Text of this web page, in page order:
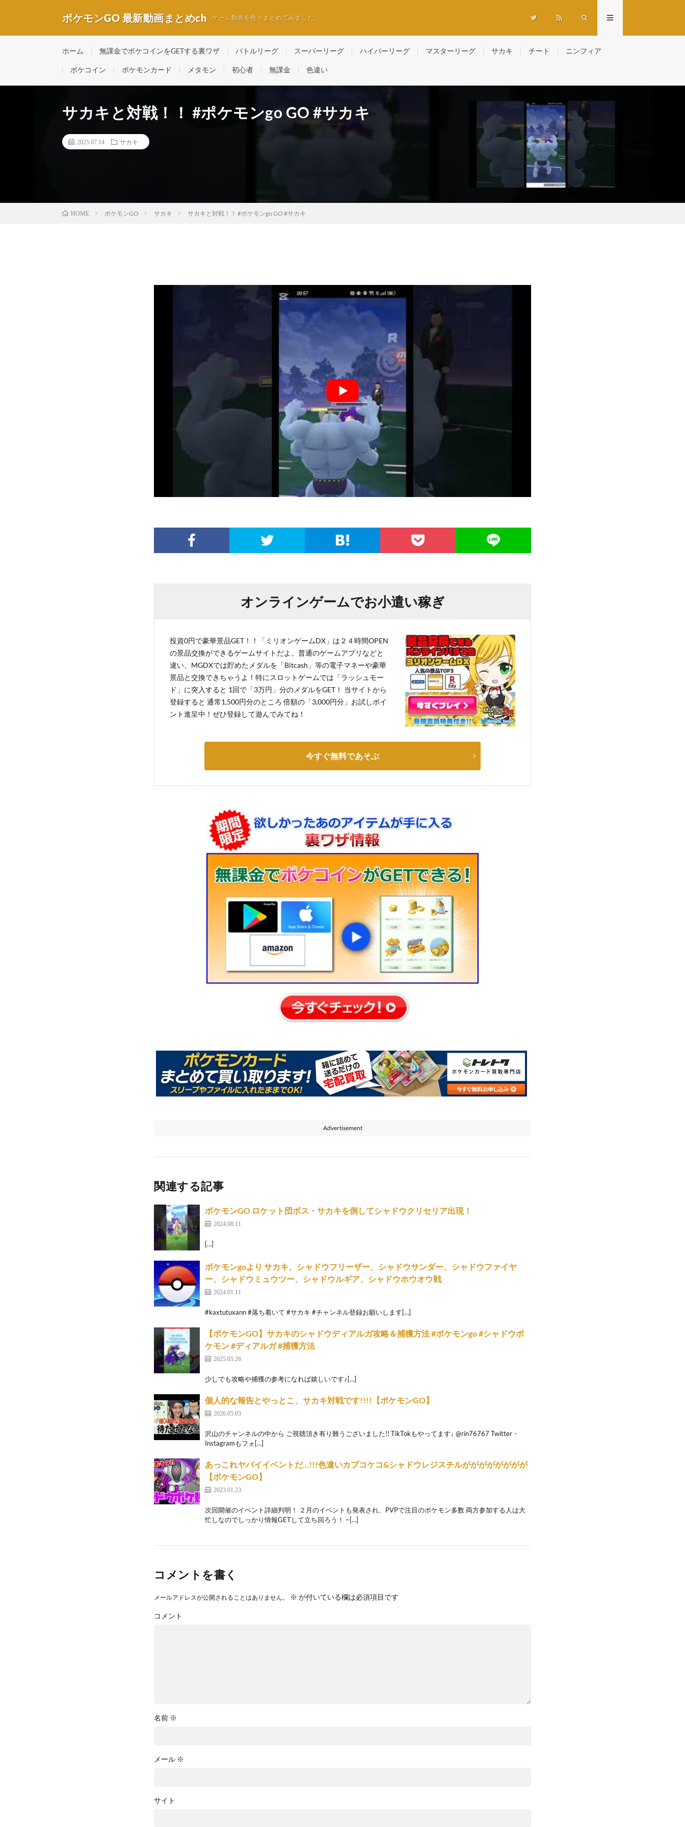
ポケモンGO 最新動画まとめch ゲーム動画を色々まとめてみました。
ホーム 無課金でポケコインをGETする裏ワザ バトルリーグ スーパーリーグ ハイパーリーグ マスターリーグ サカキ チート ニンフィア
ポケコイン ポケモンカード メタモン 初心者 無課金 色違い
サカキと対戦！！ #ポケモンgo GO #サカキ
2025.07.14 サカキ
HOME ポケモンGO サカキ サカキと対戦！！ #ポケモンgo GO #サカキ
オンラインゲームでお小遣い稼ぎ
投資0円で豪華景品GET！！「ミリオンゲームDX」は２４時間OPEN
の景品交換ができるゲームサイトだよ。普通のゲームアプリなどと
違い、MGDXでは貯めたメダルを「Bitcash」等の電子マネーや豪華
景品と交換できちゃうよ！特にスロットゲームでは「ラッシュモー
ド」に突入すると 1回で「3万円」分のメダルをGET！ 当サイトから
登録すると 通常1,500円分のところ 倍額の「3,000円分」お試しポイ
ント進呈中！ぜひ登録して遊んでみてね！
今すぐ無料であそぶ
Advertisement
関連する記事
ポケモンGO ロケット団ボス・サカキを倒してシャドウクリセリア出現！
2024.08.11
[…]
ポケモンgoより サカキ、シャドウフリーザー、シャドウサンダー、シャドウファイヤ
ー、シャドウミュウツー、シャドウルギア、シャドウホウオウ戦
2024.01.11
#kaxtutuxann #落ち着いて #サカキ #チャンネル登録お願いします[…]
【ポケモンGO】サカキのシャドウディアルガ攻略＆捕獲方法 #ポケモンgo #シャドウポ
ケモン #ディアルガ #捕獲方法
2025.05.26
少しでも攻略や捕獲の参考になれば嬉しいです♪[…]
個人的な報告とやっとこ、サカキ対戦です!!!!【ポケモンGO】
2026.05.03
沢山のチャンネルの中から ご視聴頂き有り難うございました!! TikTokもやってます↓ @rin76767 Twitter・
Instagramもフォ[…]
あっこれヤバイイベントだ…!!!色違いカプコケコ&シャドウレジスチルがががががががが
【ポケモンGO】
2023.01.23
次回開催のイベント詳細判明！ ２月のイベントも発表され、PVPで注目のポケモン多数 両方参加する人は大
忙しなのでしっかり情報GETして立ち回ろう！ −[…]
コメントを書く
メールアドレスが公開されることはありません。 ※ が付いている欄は必須項目です
コメント
名前 ※
メール ※
サイト